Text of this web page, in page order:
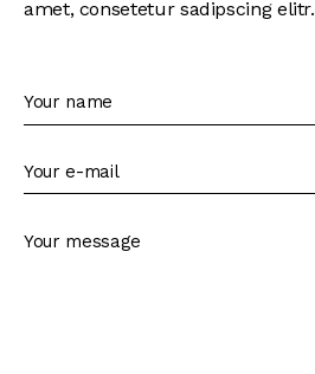
amet, consetetur sadipscing elitr.